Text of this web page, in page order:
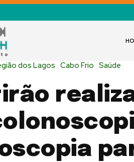
dos Lagos Cabo Frio Saúde